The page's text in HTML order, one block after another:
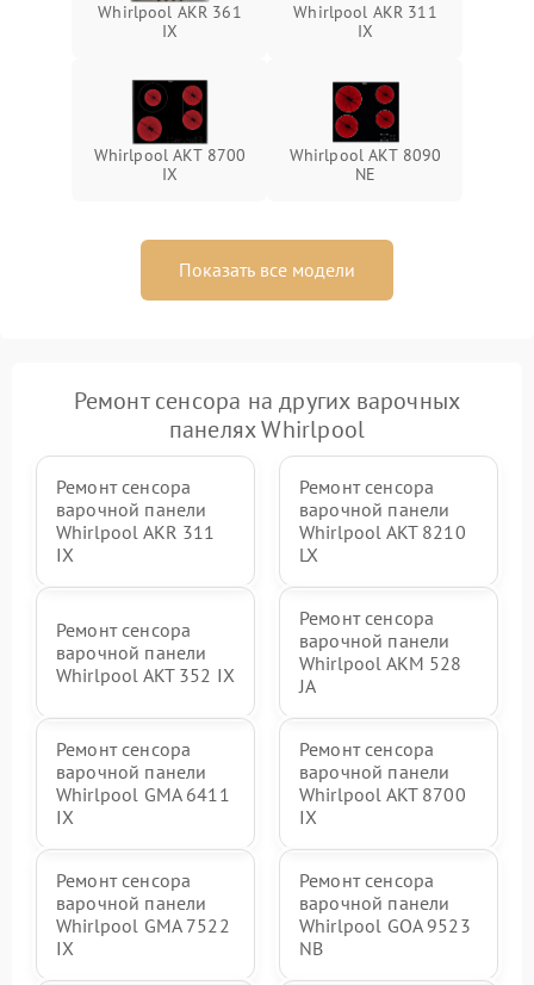
Whirlpool AKR 361
IX
Whirlpool AKR 311
IX
Whirlpool AKT 8700
IX
Whirlpool AKT 8090
NE
Показать все модели
Ремонт сенсора на других варочных
панелях Whirlpool
Ремонт сенсора
варочной панели
Whirlpool AKR 311
IX
Ремонт сенсора
варочной панели
Whirlpool AKT 8210
LX
Ремонт сенсора
варочной панели
Whirlpool AKT 352 IX
Ремонт сенсора
варочной панели
Whirlpool AKM 528
JA
Ремонт сенсора
варочной панели
Whirlpool GMA 6411
IX
Ремонт сенсора
варочной панели
Whirlpool AKT 8700
IX
Ремонт сенсора
варочной панели
Whirlpool GMA 7522
IX
Ремонт сенсора
варочной панели
Whirlpool GOA 9523
NB